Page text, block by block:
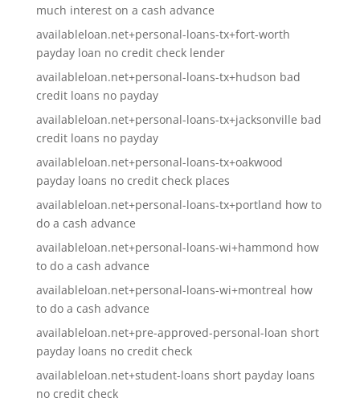
much interest on a cash advance
availableloan.net+personal-loans-tx+fort-worth
payday loan no credit check lender
availableloan.net+personal-loans-tx+hudson bad
credit loans no payday
availableloan.net+personal-loans-tx+jacksonville bad
credit loans no payday
availableloan.net+personal-loans-tx+oakwood
payday loans no credit check places
availableloan.net+personal-loans-tx+portland how to
do a cash advance
availableloan.net+personal-loans-wi+hammond how
to do a cash advance
availableloan.net+personal-loans-wi+montreal how
to do a cash advance
availableloan.net+pre-approved-personal-loan short
payday loans no credit check
availableloan.net+student-loans short payday loans
no credit check